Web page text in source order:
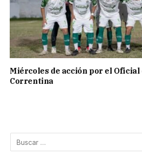
Miércoles de acción por el Oficial
Correntina